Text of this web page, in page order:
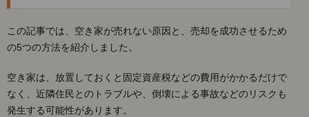
この記事では、空き家が売れない原因と、売却を成功させるため
の5つの方法を紹介しました。
空き家は、放置しておくと固定資産税などの費用がかかるだけで
なく、近隣住民とのトラブルや、倒壊による事故などのリスクも
発生する可能性があります。